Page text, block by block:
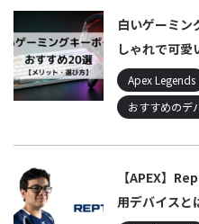
白いゲーミン
しゃれで可
Apex Legends
おすすめのデ
【APEX】
用デバイスと